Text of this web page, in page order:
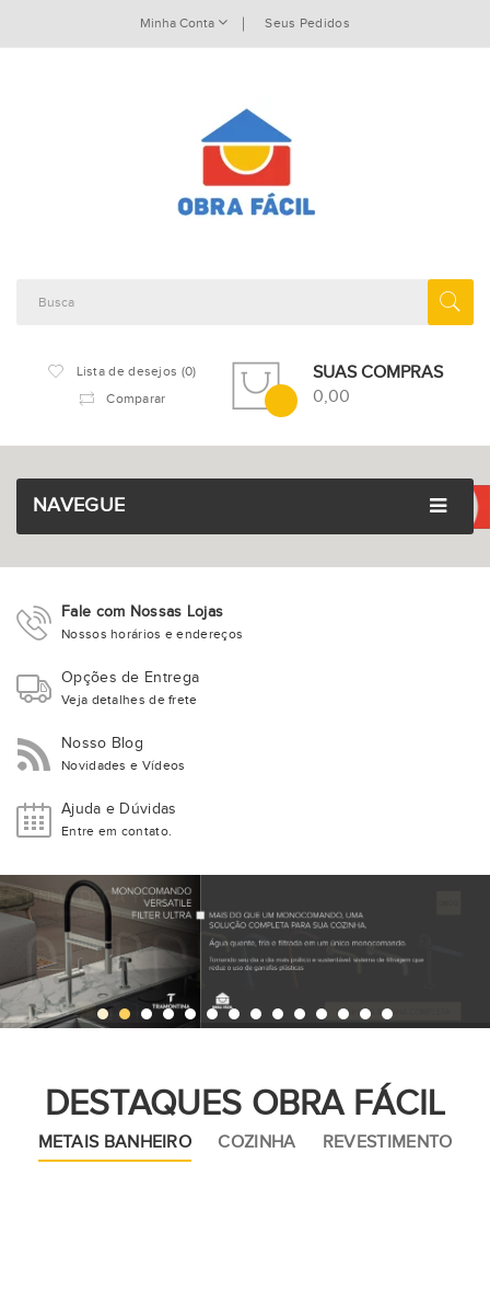
Minha Conta Seus Pedidos
Lista de desejos (0)
Comparar
SUAS COMPRAS
0,00
NAVEGUE
Fale com Nossas Lojas
Nossos horários e endereços
Opções de Entrega
Veja detalhes de frete
Nosso Blog
Novidades e Vídeos
Ajuda e Dúvidas
Entre em contato.
DESTAQUES OBRA FÁCIL
METAIS BANHEIRO COZINHA REVESTIMENTO